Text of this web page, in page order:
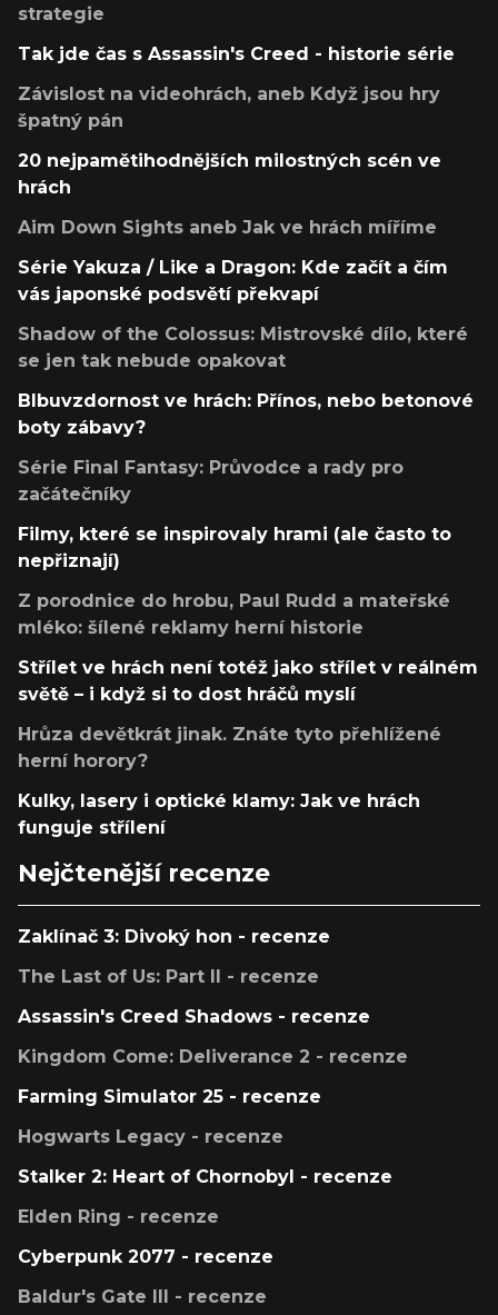
strategie
Tak jde čas s Assassin's Creed - historie série
Závislost na videohrách, aneb Když jsou hry
špatný pán
20 nejpamětihodnějších milostných scén ve
hrách
Aim Down Sights aneb Jak ve hrách míříme
Série Yakuza / Like a Dragon: Kde začít a čím
vás japonské podsvětí překvapí
Shadow of the Colossus: Mistrovské dílo, které
se jen tak nebude opakovat
Blbuvzdornost ve hrách: Přínos, nebo betonové
boty zábavy?
Série Final Fantasy: Průvodce a rady pro
začátečníky
Filmy, které se inspirovaly hrami (ale často to
nepřiznají)
Z porodnice do hrobu, Paul Rudd a mateřské
mléko: šílené reklamy herní historie
Střílet ve hrách není totéž jako střílet v reálném
světě – i když si to dost hráčů myslí
Hrůza devětkrát jinak. Znáte tyto přehlížené
herní horory?
Kulky, lasery i optické klamy: Jak ve hrách
funguje střílení
Nejčtenější recenze
Zaklínač 3: Divoký hon - recenze
The Last of Us: Part II - recenze
Assassin's Creed Shadows - recenze
Kingdom Come: Deliverance 2 - recenze
Farming Simulator 25 - recenze
Hogwarts Legacy - recenze
Stalker 2: Heart of Chornobyl - recenze
Elden Ring - recenze
Cyberpunk 2077 - recenze
Baldur's Gate III - recenze